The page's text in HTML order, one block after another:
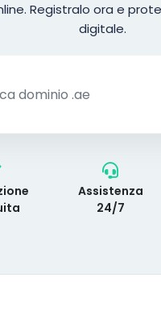
Registralo ora e
digitale.
Assistenza
24/7